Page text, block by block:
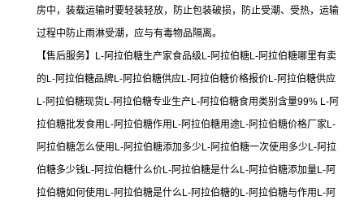
房中，装载运输时要轻装轻放，防止包装破损，防止受潮、受热，运输
过程中防止雨淋受潮，应与有毒物品隔离。
【售后服务】L-阿拉伯糖生产家食品级L-阿拉伯糖L-阿拉伯糖哪里有卖
的L-阿拉伯糖品牌L-阿拉伯糖供应L-阿拉伯糖价格报价L-阿拉伯糖供应
L-阿拉伯糖现货L-阿拉伯糖专业生产L-阿拉伯糖食用类别含量99% L-阿
拉伯糖批发食用L-阿拉伯糖作用L-阿拉伯糖用途L-阿拉伯糖价格厂家L-
阿拉伯糖怎么使用L-阿拉伯糖添加多少L-阿拉伯糖一次使用多少L-阿拉
伯糖多少钱L-阿拉伯糖什么价L-阿拉伯糖是什么L-阿拉伯糖添加量L-阿
拉伯糖如何使用L-阿拉伯糖是什么L-阿拉伯糖的L-阿拉伯糖与作用L-阿